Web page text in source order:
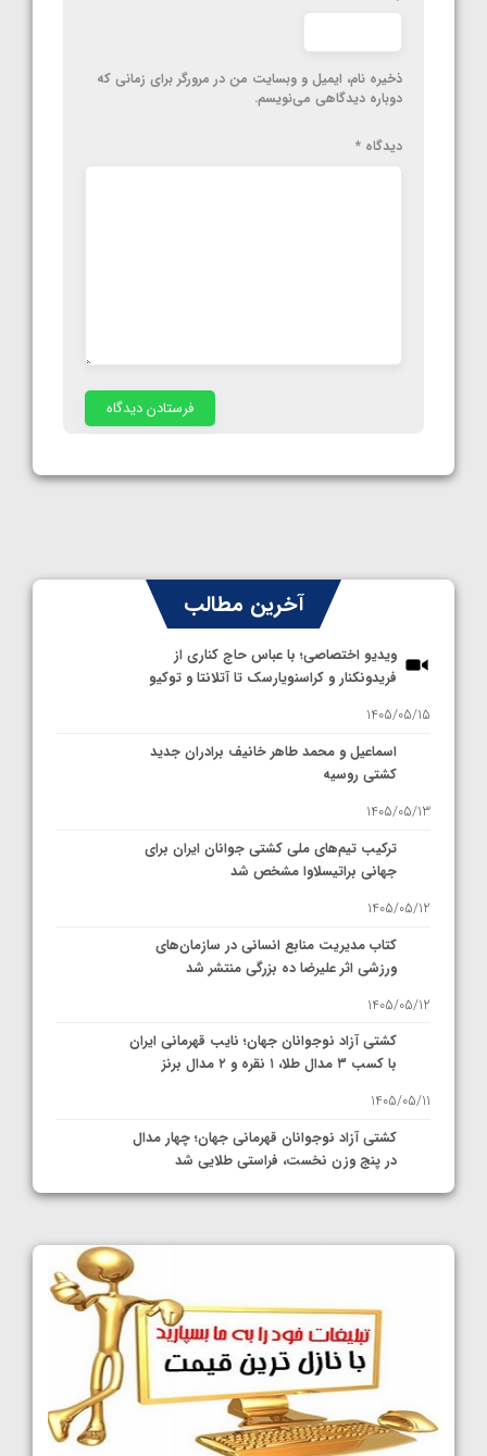
ذخیره نام، ایمیل و وبسایت من در مرورگر برای زمانی که
دوباره دیدگاهی می‌نویسم.
دیدگاه *
آخرین مطالب
ویدیو اختصاصی؛ با عباس حاج کناری از
فریدونکنار و کراسنویارسک تا آتلانتا و توکیو
1405/05/15
اسماعیل و محمد طاهر خانیف برادران جدید
کشتی روسیه
1405/05/13
ترکیب تیم‌های ملی کشتی جوانان ایران برای
جهانی براتیسلاوا مشخص شد
1405/05/12
کتاب مدیریت منابع انسانی در سازمان‌های
ورزشی اثر علیرضا ده بزرگی منتشر شد
1405/05/12
کشتی آزاد نوجوانان جهان؛ نایب قهرمانی ایران
با کسب ۳ مدال طلا، ۱ نقره و ۲ مدال برنز
1405/05/11
کشتی آزاد نوجوانان قهرمانی جهان؛ چهار مدال
در پنج وزن نخست، فراستی طلایی شد
1405/05/11
کشتی آزاد نوجوانان جهان؛ رقبای نمایندگان
ایران مشخص شدند
1405/05/08
کشتی فرنگی نوجوانان جهان؛ سکوی تیمی
سوم برای ایران